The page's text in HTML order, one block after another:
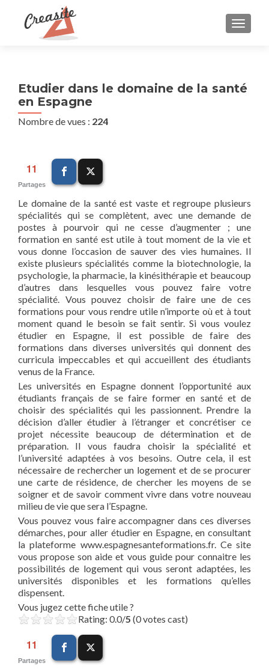
Etudier dans le domaine de la santé
en Espagne
Nombre de vues : 224
11
Partages
Le domaine de la santé est vaste et regroupe plusieurs
spécialités qui se complètent, avec une demande de
postes à pourvoir qui ne cesse d’augmenter ; une
formation en santé est utile à tout moment de la vie et
vous donne l’occasion de sauver des vies humaines. Il
existe plusieurs spécialités comme la biotechnologie, la
psychologie, la pharmacie, la kinésithérapie et beaucoup
d’autres dans lesquelles vous pouvez faire votre
spécialité. Vous pouvez choisir de faire une de ces
formations pour vous rendre utile n’importe où et à tout
moment quand le besoin se fait sentir. Si vous voulez
étudier en Espagne, il est possible de faire des
formations dans diverses universités qui donnent des
curricula impeccables et qui accueillent des étudiants
venus de la France.
Les universités en Espagne donnent l’opportunité aux
étudiants français de se faire former en santé et de
choisir des spécialités qui les passionnent. Prendre la
décision d’aller étudier à l’étranger et concrétiser ce
projet nécessite beaucoup de détermination et de
préparation. Il vous faudra choisir la spécialité et
l’université adaptées à vos besoins. Outre cela, il est
nécessaire de rechercher un logement et de se procurer
une carte de résidence, de chercher les moyens de se
soigner et de savoir comment vivre dans votre nouveau
milieu de vie que sera l’Espagne.
Vous pouvez vous faire accompagner dans ces diverses
démarches, pour aller étudier en Espagne, en consultant
la plateforme www.espagnesanteformations.fr. Ce site
vous propose son aide et vous guide pour connaitre les
possibilités de logement qui vous seront adaptées, les
universités disponibles et les formations qu’elles
dispensent.
Vous jugez cette fiche utile ?
Rating: 0.0/5 (0 votes cast)
11
Partages